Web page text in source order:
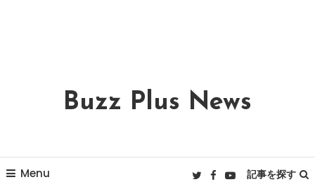
Buzz Plus News
Menu 記事を探す